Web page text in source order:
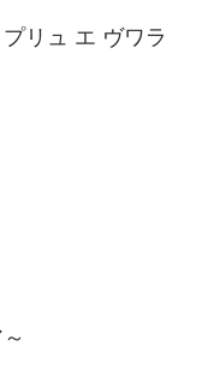
リュ エ ヴワラ